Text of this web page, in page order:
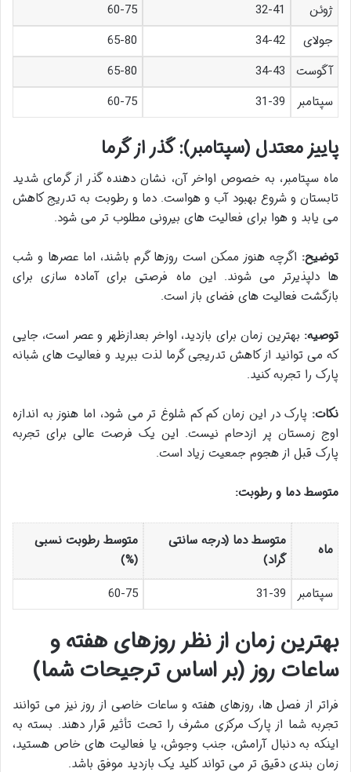
ژوئن
32-41
60-75
جولای
34-42
65-80
آگوست
34-43
65-80
سپتامبر
31-39
60-75
پاییز معتدل (سپتامبر): گذر از گرما
ماه سپتامبر، به خصوص اواخر آن، نشان دهنده گذر از گرمای شدید
تابستان و شروع بهبود آب و هواست. دما و رطوبت به تدریج کاهش
می یابد و هوا برای فعالیت های بیرونی مطلوب تر می شود.
توضیح: اگرچه هنوز ممکن است روزها گرم باشند، اما عصرها و شب
ها دلپذیرتر می شوند. این ماه فرصتی برای آماده سازی برای
بازگشت فعالیت های فضای باز است.
توصیه: بهترین زمان برای بازدید، اواخر بعدازظهر و عصر است، جایی
که می توانید از کاهش تدریجی گرما لذت ببرید و فعالیت های شبانه
پارک را تجربه کنید.
نکات: پارک در این زمان کم کم شلوغ تر می شود، اما هنوز به اندازه
اوج زمستان پر ازدحام نیست. این یک فرصت عالی برای تجربه
پارک قبل از هجوم جمعیت زیاد است.
متوسط دما و رطوبت:
ماه
متوسط دما (درجه سانتی
گراد)
متوسط رطوبت نسبی
(%)
سپتامبر
31-39
60-75
بهترین زمان از نظر روزهای هفته و
ساعات روز (بر اساس ترجیحات شما)
فراتر از فصل ها، روزهای هفته و ساعات خاصی از روز نیز می توانند
تجربه شما از پارک مرکزی مشرف را تحت تأثیر قرار دهند. بسته به
اینکه به دنبال آرامش، جنب وجوش، یا فعالیت های خاص هستید،
زمان بندی دقیق تر می تواند کلید یک بازدید موفق باشد.